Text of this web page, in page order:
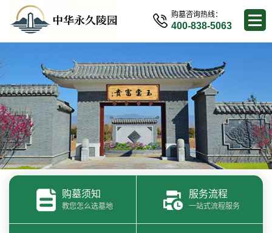
购墓咨询热线：
400-838-5063
购墓须知
教您怎么选墓地
服务流程
一站式流程服务